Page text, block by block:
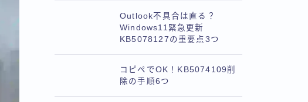
Outlook不具合は直る？
Windows11緊急更新
KB5078127の重要点3つ
コピペでOK！KB5074109削
除の手順6つ